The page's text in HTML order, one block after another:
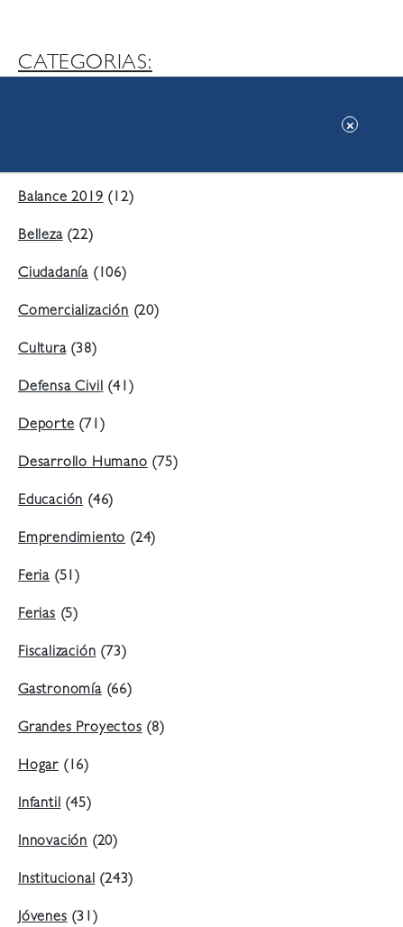
CATEGORIAS:
Balance 2019(12)
Belleza(22)
Ciudadanía (106)
Comercialización(20)
Cultura(38)
Defensa Civil(41)
Deporte(71)
Desarrollo Humano(75)
Educación(46)
Emprendimiento(24)
Feria (51)
Ferias(5)
Fiscalización(73)
Gastronomía(66)
Grandes Proyectos(8)
Hogar (16)
Infantil(45)
Innovación (20)
Institucional(243)
Jóvenes(31)